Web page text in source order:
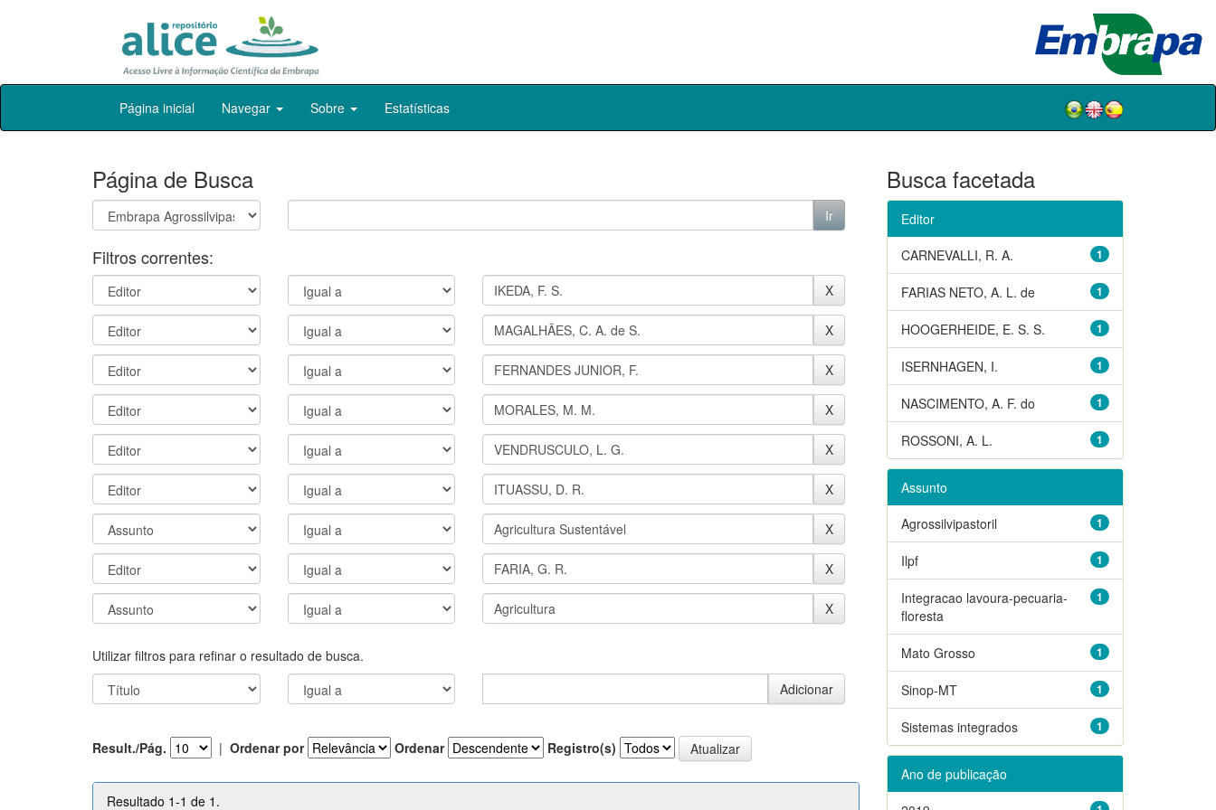
Skip
Página inicial Navegar Sobre Estatísticas
Página de Busca
Filtros correntes:
Utilizar filtros para refinar o resultado de busca.
Result./Pág. | Ordenar por Ordenar Registro(s)
Resultado 1-1 de 1.
Busca facetada
Editor
1
CARNEVALLI, R. A.
1
FARIAS NETO, A. L. de
1
HOOGERHEIDE, E. S. S.
1
ISERNHAGEN, I.
1
NASCIMENTO, A. F. do
1
ROSSONI, A. L.
Assunto
1
Agrossilvipastoril
1
Ilpf
1
Integracao lavoura-pecuaria-
floresta
1
Mato Grosso
1
Sinop-MT
1
Sistemas integrados
Ano de publicação